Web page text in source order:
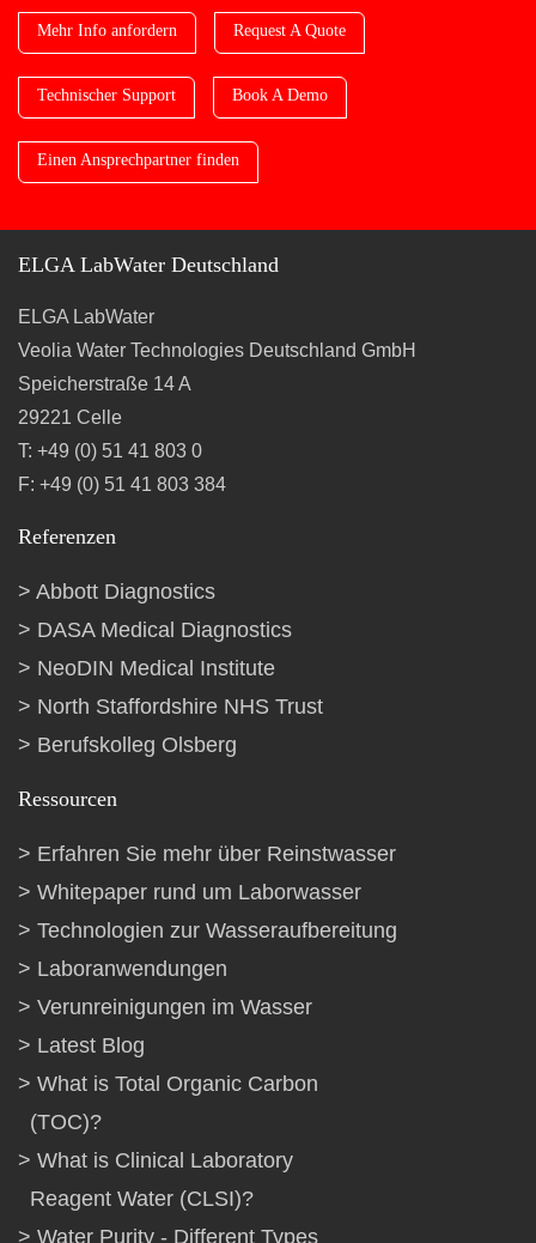
Mehr Info anfordern Request A Quote
Technischer Support Book A Demo
Einen Ansprechpartner finden
ELGA LabWater Deutschland
ELGA LabWater
Veolia Water Technologies Deutschland GmbH
Speicherstraße 14 A
29221 Celle
T: +49 (0) 51 41 803 0
F: +49 (0) 51 41 803 384
Referenzen
Abbott Diagnostics
DASA Medical Diagnostics
NeoDIN Medical Institute
North Staffordshire NHS Trust
Berufskolleg Olsberg
Ressourcen
Erfahren Sie mehr über Reinstwasser
Whitepaper rund um Laborwasser
Technologien zur Wasseraufbereitung
Laboranwendungen
Verunreinigungen im Wasser
Latest Blog
What is Total Organic Carbon
(TOC)?
What is Clinical Laboratory
Reagent Water (CLSI)?
Water Purity - Different Types